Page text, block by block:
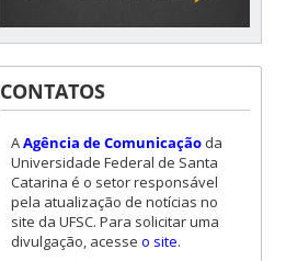
CONTATOS
AAgência de Comunicaçãoda
Universidade Federal de Santa
Catarina é o setor responsável
pela atualização de notícias no
site da UFSC. Para solicitar uma
divulgação, acesse o site.